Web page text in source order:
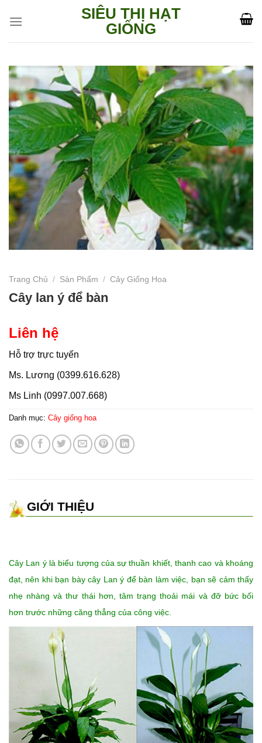
SIÊU THỊ HẠT
GIỐNG
Trang Chủ / Sản Phẩm / Cây Giống Hoa
Cây lan ý để bàn
Liên hệ
Hỗ trợ trực tuyến
Ms. Lương (0399.616.628)
Ms Linh (0997.007.668)
Danh mục: Cây giống hoa
GIỚI THIỆU
Cây Lan ý là biểu tượng của sự thuần khiết, thanh cao và khoáng
đạt, nên khi bạn bày cây Lan ý để bàn làm việc, bạn sẽ cảm thấy
nhẹ nhàng và thư thái hơn, tâm trạng thoải mái và đỡ bức bối
hơn trước những căng thẳng của công việc.